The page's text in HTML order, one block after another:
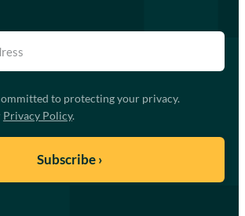
to protecting your privacy.
Privacy Policy.